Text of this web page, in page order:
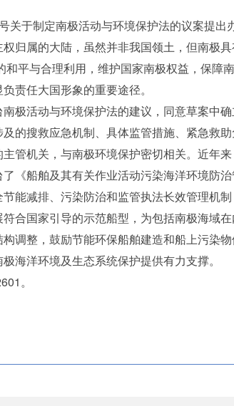
于制定南极活动与环境保护法的议案提出
属的大陆，虽然并非我国领土，但南极
和平与合理利用，维护国家南极权益，保
责任大国形象的重要途径。
活动与环境保护法的建议，同意草案中
的搜救应急机制、具体监管措施、紧急救
机关，与南极环境保护密切相关。近年
《船舶及其有关作业活动污染海洋环境防
能减排、污染防治和监管执法长效管理机
合国家引导的示范船型，为包括南极海域
调整，鼓励节能环保船舶建造和船上污染
海洋环境及生态系统保护提供有力支撑。
。